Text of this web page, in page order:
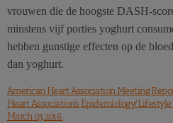
vrouwen die de hoogste DASH-
minstens vijf porties yoghurt
hebben gunstige effecten op de
dan yoghurt.
American Heart Association Meeting
Heart Association’s Epidemiology/
March 03, 2016.